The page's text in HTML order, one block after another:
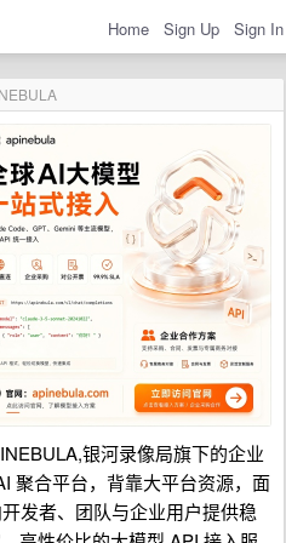
Home Sign Up Sign In
银河录像局旗下的企业
聚合平台，背靠大平台资源，面
发者、团队与企业用户提供稳